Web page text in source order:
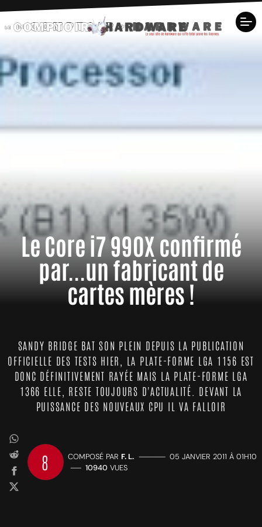
Le Core i7 990X confirmé
par...un fabricant de
cartes mères !
SANDY BRIDGE BAT SON PLEIN DEPUIS LA PUBLICATION
OFFICIELLE DES TESTS HIER, LA PLATE-FORME LGA 1156 EST
DONC DÉFINITIVEMENT RAYÉE MAIS LA PLATE-FORME LGA
1366 ELLE, RESTE TOUJOURS D'ACTUALITÉ. DEVANT LA
PUISSANCE DES NOUVEAUX CPU IL VA FALLOIR
8 COMPOSÉ PAR F. L. ————— 05 JANVIER 2011 À 01H10
—— 10940 VUES